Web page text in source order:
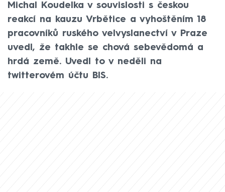
Michal Koudelka v souvislosti s českou
reakcí na kauzu Vrbětice a vyhoštěním 18
pracovníků ruského velvyslanectví v Praze
uvedl, že takhle se chová sebevědomá a
hrdá země. Uvedl to v neděli na
twitterovém účtu BIS.